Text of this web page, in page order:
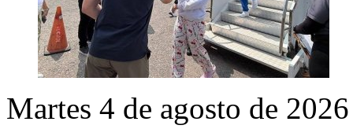
Martes 4 de agosto de 2026